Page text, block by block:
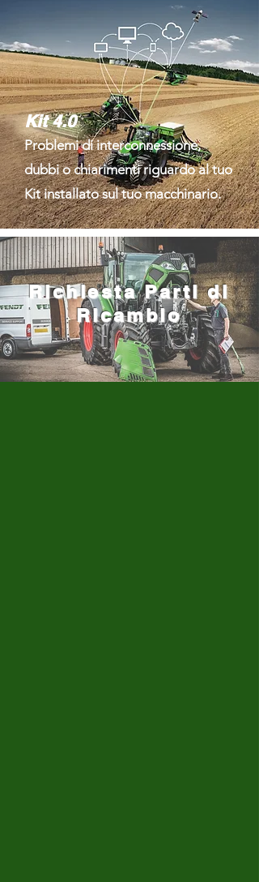
Kit 4.0
Problemi diinterconnessione,
dubbi o chiarimenti riguardo al tuo
Kit installato sul tuo macchinario.
Richiesta Parti di
Ricambio